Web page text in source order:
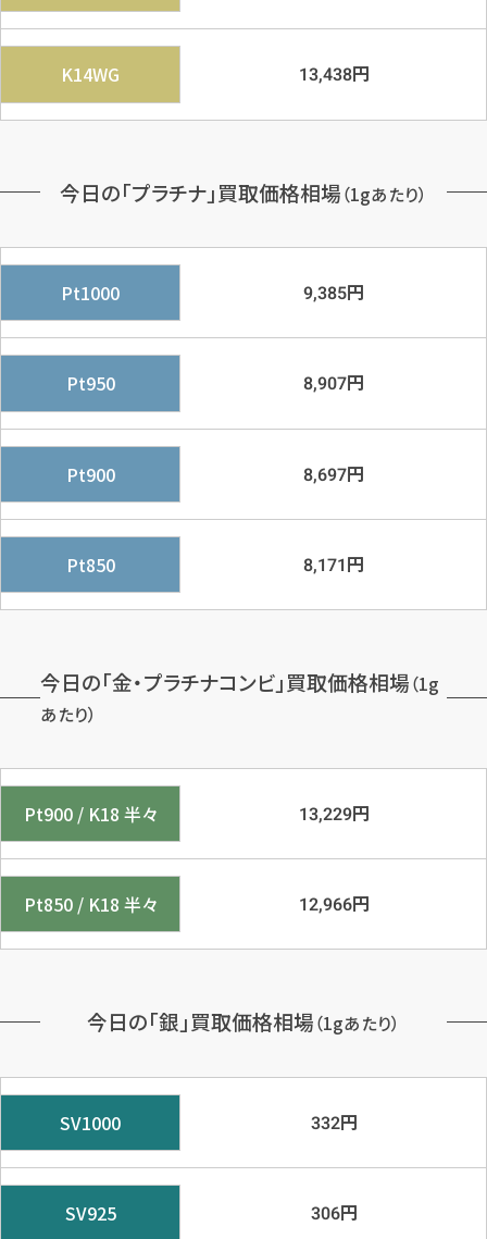
K14WG 13,438円
今日の「プラチナ」買取価格相場（1gあたり）
Pt1000 9,385円
Pt950 8,907円
Pt900 8,697円
Pt850 8,171円
今日の「金・プラチナコンビ」買取価格相場（1g
あたり）
Pt900 / K18 半々 13,229円
Pt850 / K18 半々 12,966円
今日の「銀」買取価格相場（1gあたり）
SV1000 332円
SV925 306円